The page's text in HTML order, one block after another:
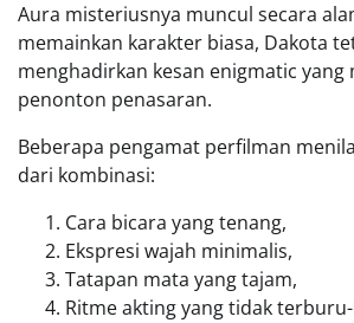
Aura misteriusnya muncul secara
memainkan karakter biasa, Dakota
menghadirkan kesan enigmatic yang
penonton penasaran.
Beberapa pengamat perfilman
dari kombinasi:
Cara bicara yang tenang,
Ekspresi wajah minimalis,
Tatapan mata yang tajam,
Ritme akting yang tidak